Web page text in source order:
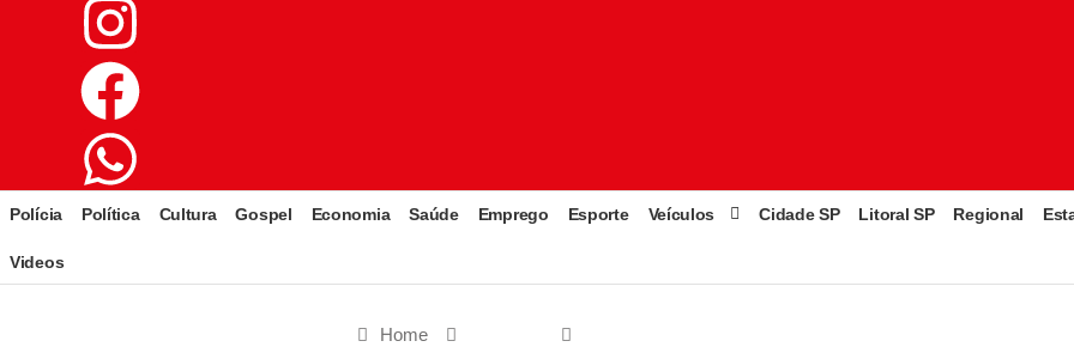
Polícia Política Cultura Gospel Economia Saúde Emprego Esporte Veículos Cidade SP Litoral SP Regional
Videos
Home